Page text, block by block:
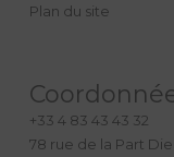
Plan du site
+33 4 83 43 43 32
78 rue de la Part